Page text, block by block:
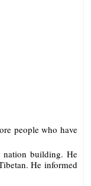
people who have
nation building. He
He informed